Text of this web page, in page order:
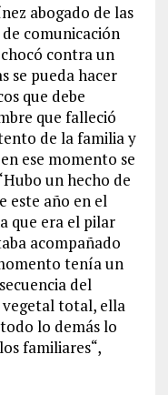
abogado de las
comunicación
contra un
se pueda hacer
que debe
que falleció
de la familia y
ese momento se
un hecho de
este año en el
que era el pilar
acompañado
tenía un
del
vegetal total, ella
lo demás lo
familiares“,